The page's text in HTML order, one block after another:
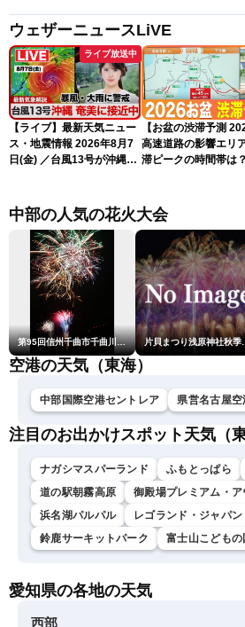
ウェザーニュースLiVE
ライブ放送中
【ライブ】最新天気ニュー
ス・地震情報 2026年8月7
日(金) ／台風13号が沖縄・
ュースLiVEイブニング・小
川千奈／内藤邦裕〉
【お盆の渋滞予測
高速道路の影響エリ
滞ピークの時間帯は
中部の人気の花火大会
第95回信州千曲市千曲川納涼煙火大会 片貝まつり
空港の天気（東海）
中部国際空港セントレア 県営名古屋空
注目のお出かけスポット天気（東
ナガシマスパーランド ふもとっぱら
道の駅朝霧高原
御殿場プレミアム・ア
浜名湖パルパル
レゴランド・ジャパン
鈴鹿サーキットパーク
富士山こどもの
愛知県の各地の天気
西部